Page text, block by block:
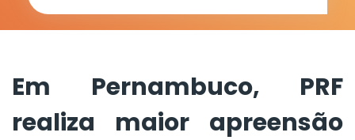
história em rodovias
Em Pernambuco, PRF
realiza maior apreensão